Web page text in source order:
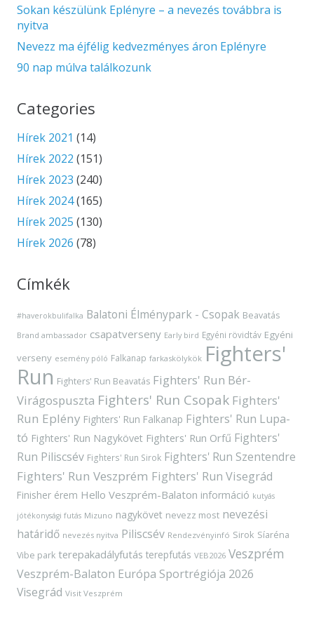
Sokan készülünk Eplényre – a nevezés továbbra is
nyitva
Nevezz ma éjfélig kedvezményes áron Eplényre
90 nap múlva találkozunk
Categories
Hírek 2021 (14)
Hírek 2022 (151)
Hírek 2023 (240)
Hírek 2024(165)
Hírek 2025 (130)
Hírek 2026 (78)
Címkék
#haverokbulifalka Balatoni Élménypark - Csopak Beavatás
Brand ambassador csapatverseny Early bird Egyéni rövidtáv Egyéni
verseny esemény póló Falkanap farkaskölykök Fighters'
Run Fighters' Run Beavatás Fighters' Run Bér-
Virágospuszta Fighters' Run Csopak Fighters'
Run Eplény Fighters' Run Falkanap Fighters' Run Lupa-
tó Fighters' Run Nagykövet Fighters' Run Orfű Fighters'
Run Piliscsév Fighters' Run Sirok Fighters' Run Szentendre
Fighters' Run Veszprém Fighters' Run Visegrád
Finisher érem Hello Veszprém-Balaton információ kutyás
jótékonysági futás Mizuno nagykövet nevezz most nevezési
határidő nevezés nyitva Piliscsév Rendezvényinfó Sirok Síaréna
Vibe park terepakadályfutás terepfutás VEB2026 Veszprém
Veszprém-Balaton Európa Sportrégiója 2026
Visegrád Visit Veszprém